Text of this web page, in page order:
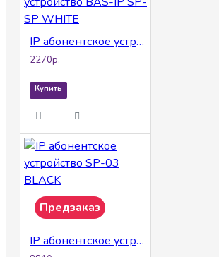
IP абонентское устройство BAS-IP SP-SP WHITE
2270р.
Купить
Предзаказ
IP абонентское устройство SP-03 BLACK